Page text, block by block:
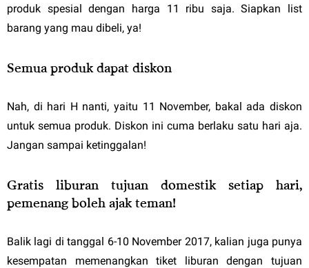
produk spesial dengan harga 11 ribu saja. Siapkan list
barang yang mau dibeli, ya!
Semua produk dapat diskon
Nah, di hari H nanti, yaitu 11 November, bakal ada diskon
untuk semua produk. Diskon ini cuma berlaku satu hari aja.
Jangan sampai ketinggalan!
Gratis liburan tujuan domestik setiap hari,
pemenang boleh ajak teman!
Balik lagi di tanggal 6-10 November 2017, kalian juga punya
kesempatan memenangkan tiket liburan dengan tujuan